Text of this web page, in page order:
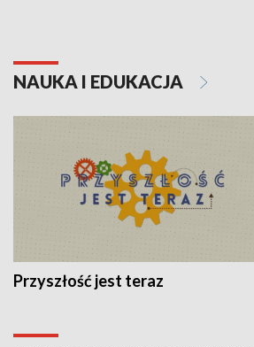
NAUKA I EDUKACJA
Przyszłość jest teraz